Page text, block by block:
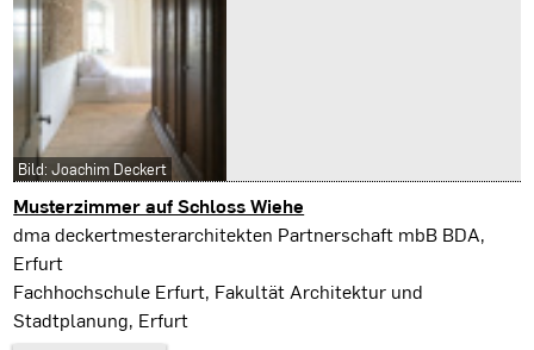
Musterzimmer auf Schloss Wiehe
Roßleben-Wiehe
dma deckertmesterarchitekten Partnerschaft mbB BDA,
Erfurt
Fachhochschule Erfurt, Fakultät Architektur und
Stadtplanung, Erfurt
Bild: Joachim Deckert